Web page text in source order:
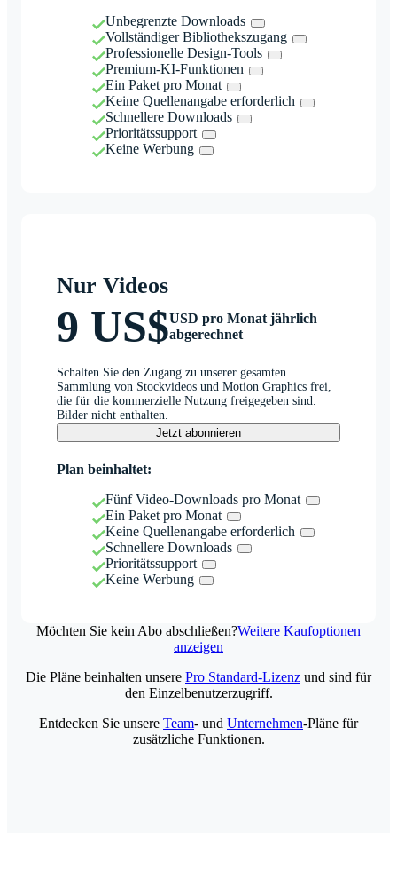
Unbegrenzte Downloads
Vollständiger Bibliothekszugang
Professionelle Design-Tools
Premium-KI-Funktionen
Ein Paket pro Monat
Keine Quellenangabe erforderlich
Schnellere Downloads
Prioritätssupport
Keine Werbung
Nur Videos
9 US$USD pro Monat jährlich
abgerechnet
Schalten Sie den Zugang zu unserer gesamten
Sammlung von Stockvideos und Motion Graphics frei,
die für die kommerzielle Nutzung freigegeben sind.
Bilder nicht enthalten.
Jetzt abonnieren
Plan beinhaltet:
Fünf Video-Downloads pro Monat
Ein Paket pro Monat
Keine Quellenangabe erforderlich
Schnellere Downloads
Prioritätssupport
Keine Werbung
Möchten Sie kein Abo abschließen?Weitere Kaufoptionen
anzeigen
Die Pläne beinhalten unsere Pro Standard-Lizenz und sind für
den Einzelbenutzerzugriff.
Entdecken Sie unsere Team- und Unternehmen-Pläne für
zusätzliche Funktionen.